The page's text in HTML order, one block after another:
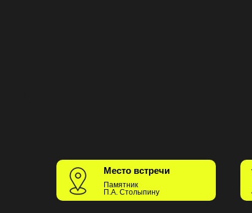
Памятник
П.А. Столыпину
Место встречи